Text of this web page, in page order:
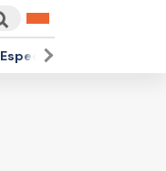
Espectáculos